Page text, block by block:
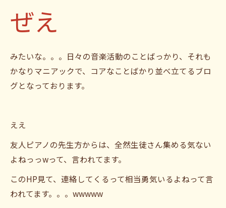
ぜえ
みたいな。。。日々の音楽活動のことばっかり、それも
かなりマニアックで、コアなことばかり並べ立てるブロ
グとなっております。
ええ
友人ピアノの先生方からは、全然生徒さん集める気ない
よねっっwって、言われてます。
このHP見て、連絡してくるって相当勇気いるよねって言
われてます。。。wwwww